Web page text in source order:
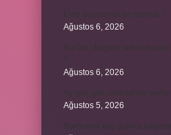
Ağustos 6, 2026
Kur’an’ı baştan sona
Ağustos 6, 2026
Ağustos 5, 2026